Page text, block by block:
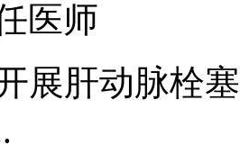
医师
展肝动脉栓